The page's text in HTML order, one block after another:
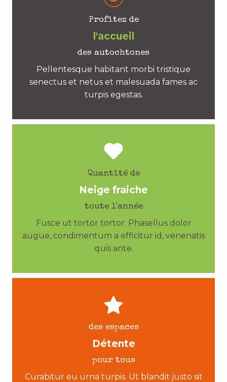
Profitez de
l'accueil
des autochtones
Pellentesque habitant morbi tristique
senectus et netus et malesuada fames ac
turpis egestas.
Quantité de
Neige fraiche
toute l'année
Fusce ut tortor tortor. Phasellus dolor
augue, condimentum a efficitur id, venenatis
quis ante.
des espaces
Détente
pour tous
Curabitur eu urna turpis. Ut blandit justo sit